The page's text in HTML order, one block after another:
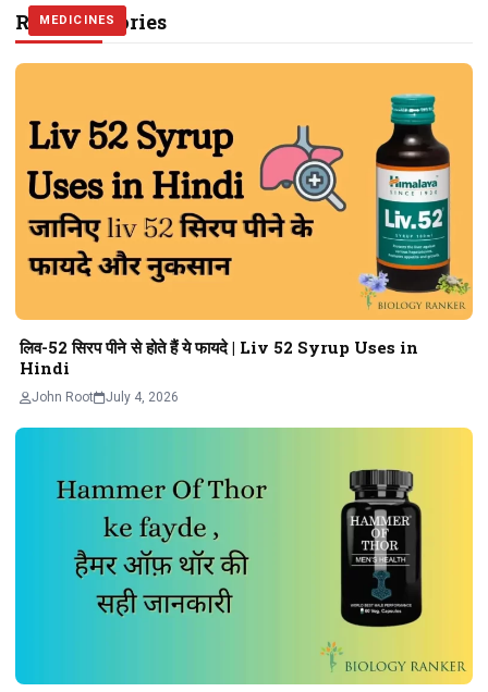
Related Stories
MEDICINES
लिव-52 सिरप पीने से होते हैं ये फायदे | Liv 52 Syrup Uses in
Hindi
John Root July 4, 2026
MEDICINES
MEDICINES